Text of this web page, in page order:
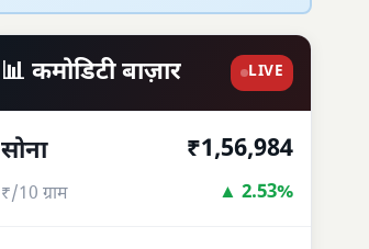
📊 कमोडिटी बाज़ार LIVE
सोना
₹/10 ग्राम
₹1,56,984
▲ 2.53%